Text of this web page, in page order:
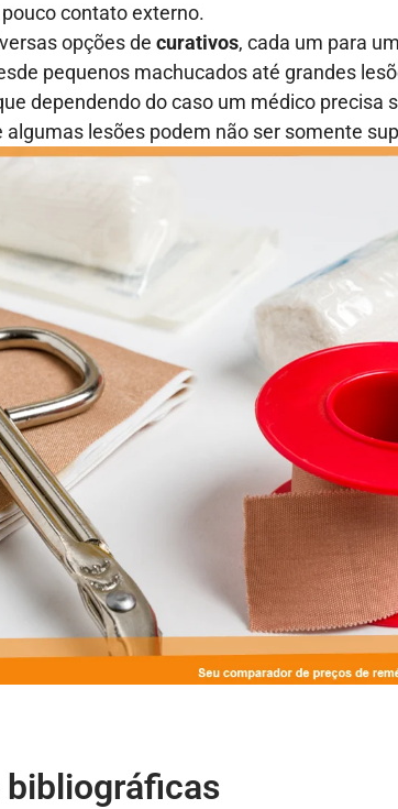
contato externo.
opções de curativos, cada um para
pequenos machucados até grandes
dependendo do caso um médico precisa
lesões podem não ser somente
bibliográficas